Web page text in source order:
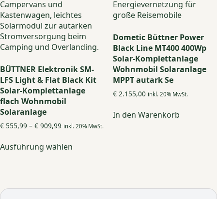
BÜTTNER Elektronik SM-
LFS Light & Flat Black Kit
Solar-Komplettanlage
flach Wohnmobil
Solaranlage
€ 555,99 – € 909,99 Preisspanne:
bis
€ 909,99
inkl. 20% MwSt.
Ausführung wählen
auf.
Dometic Büttner Power
Black Line MT400 400Wp
Solar-Komplettanlage
Wohnmobil Solaranlage
MPPT autark Se
€2.155,00 inkl. 20% MwSt.
In den Warenkorb